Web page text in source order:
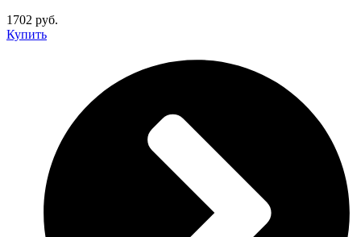
1702 руб.
Купить